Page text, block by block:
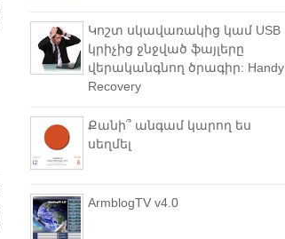
Կոշտ սկավառակից կամ USB
կրիչից ջնջված ֆայլերը
վերականգնող ծրագիր: Handy
Recovery
Քանի՞ անգամ կարող ես
սեղմել
ArmblogTV v4.0